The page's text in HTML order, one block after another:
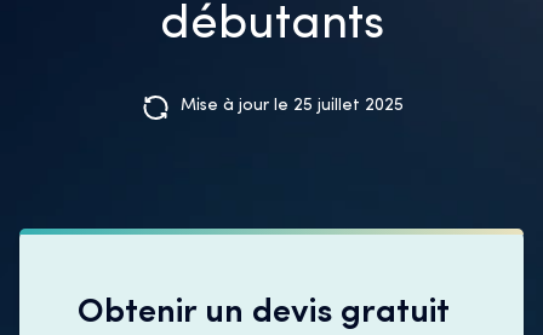
débutants
Mise à jour le 25 juillet 2025
Obtenir un devis gratuit